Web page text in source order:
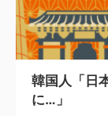
韓国人「日
に…」